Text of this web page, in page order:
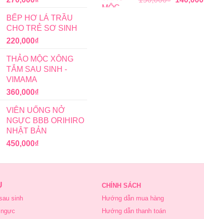
BẾP HƠ LÁ TRẦU
CHO TRẺ SƠ SINH
220,000₫
THẢO MỘC XÔNG
TẮM SAU SINH -
VIMAMA
360,000₫
VIÊN UỐNG NỞ
NGỰC BBB ORIHIRO
NHẬT BẢN
450,000₫
sinh
CHÍNH SÁCH
Hướng dẫn mua hàng
Hướng dẫn thanh toán